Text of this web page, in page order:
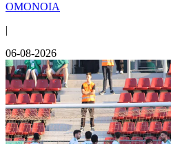
ΟΜΟΝΟΙΑ
|
06-08-2026